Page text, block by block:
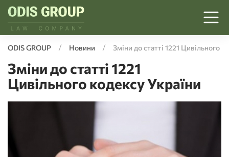
ODIS GROUP Новини Зміни до статті 1221 Цивільного
Зміни до статті 1221
Цивільного кодексу України